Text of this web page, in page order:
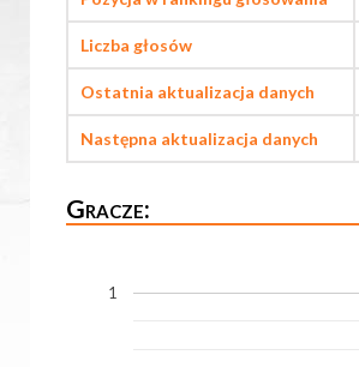
Liczba głosów
Ostatnia aktualizacja danych
Następna aktualizacja danych
Gracze:
1